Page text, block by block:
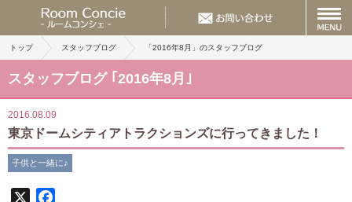
トップ スタッフブログ 「2016年8月」のスタッフブログ
スタッフブログ ｢2016年8月｣
2016.08.09
東京ドームシティアトラクションズに行ってきました！
子供と一緒に♪